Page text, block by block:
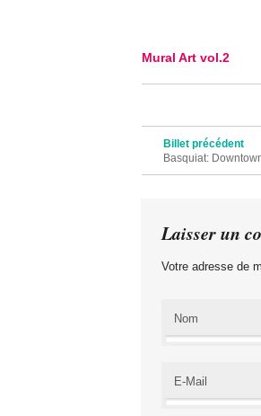
Mural Art vol.2
Billet précédent
Basquiat:
Laisser un
Votre adresse de
Nom
E-Mail